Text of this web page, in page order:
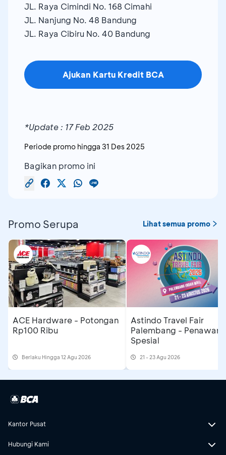
JL. Raya Cimindi No. 168 Cimahi
JL. Nanjung No. 48 Bandung
JL. Raya Cibiru No. 40 Bandung
Ajukan Kartu Kredit BCA
*Update : 17 Feb 2025
Periode promo hingga 31 Des 2025
Bagikan promo ini
Promo Serupa Lihat semua promo
ACE Hardware - Potongan
Rp100 Ribu
Berlaku Hingga 12 Agu 2026
Astindo Travel Fair
Palembang -
Spesial
21 - 23 Agu 2026
Kantor Pusat
Hubungi Kami